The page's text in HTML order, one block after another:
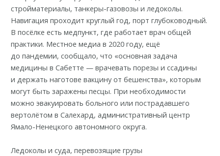
стройматериалы, танкеры-газовозы и ледоколы.
Навигация проходит круглый год, порт глубоководный.
В посёлке есть медпункт, где работает врач общей
практики. Местное медиа в 2020 году, ещё
до пандемии,сообщало, что «основная задача
медицины в Сабетте — врачевать порезы и ссадины
и держать наготове вакцину от бешенства», которым
могут быть заражены песцы. При необходимости
можно эвакуировать больного или пострадавшего
вертолётом в Салехард, административный центр
Ямало-Ненецкого автономного округа.
Ледоколы и суда, перевозящие грузы